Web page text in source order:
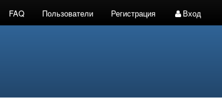
FAQ Пользователи Регистрация Вход